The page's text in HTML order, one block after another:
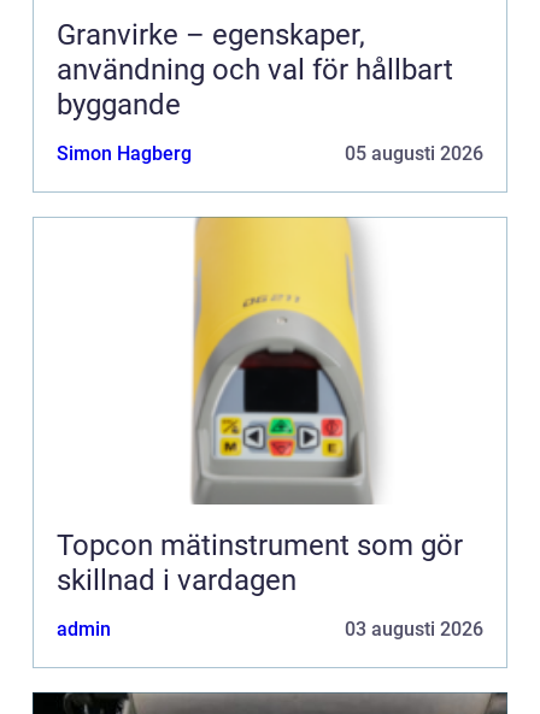
Granvirke – egenskaper,
användning och val för hållbart
byggande
Simon Hagberg 05 augusti 2026
Topcon mätinstrument som gör
skillnad i vardagen
admin 03 augusti 2026